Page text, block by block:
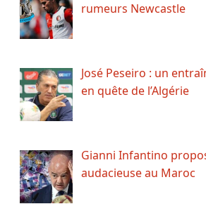
rumeurs Newcastle
José Peseiro : un
en quête de l’Algérie
Gianni Infantino
audacieuse au Maroc